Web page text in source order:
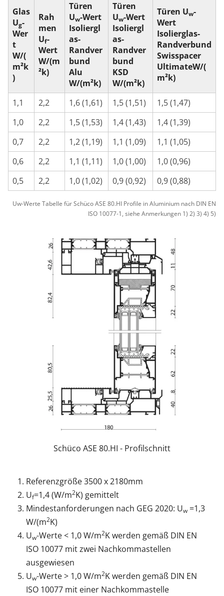
Glas
Ug-
Wer
t
W/(
m²k
)
Rah
men
Uf-
Wert
W/(m
²k)
Türen
Uw-Wert
Isoliergl
as-
Randver
bund
Alu
W/(m²k)
Türen
Uw-Wert
Isoliergl
as-
Randver
bund
KSD
W/(m²k)
Türen Uw-
Wert
Isolierglas-
Randverbund
Swisspacer
UltimateW/(
m²k)
1,1 2,2 1,6 (1,61) 1,5 (1,51)
1,5 (1,47)
1,0
2,2 1,5 (1,53) 1,4 (1,43)
1,4 (1,39)
0,7
2,2 1,2 (1,19) 1,1 (1,09)
1,1 (1,05)
0,6
2,2 1,1 (1,11) 1,0 (1,00)
1,0 (0,96)
0,5
2,2 1,0 (1,02) 0,9 (0,92) 0,9 (0,88)
Uw-Werte Tabelle für Schüco ASE 80.HI Profile in Aluminium nach DIN EN
ISO 10077-1, siehe Anmerkungen 1) 2) 3) 4) 5)
Schüco ASE 80.HI - Profilschnitt
Referenzgröße 3500 x 2180mm
Uf=1,4 (W/m2K) gemittelt
Mindestanforderungen nach GEG 2020: Uw =1,3
W/(m2K)
Uw-Werte < 1,0 W/m2K werden gemäß DIN EN
ISO 10077 mit zwei Nachkommastellen
ausgewiesen
Uw-Werte > 1,0 W/m2K werden gemäß DIN EN
ISO 10077 mit einer Nachkommastelle